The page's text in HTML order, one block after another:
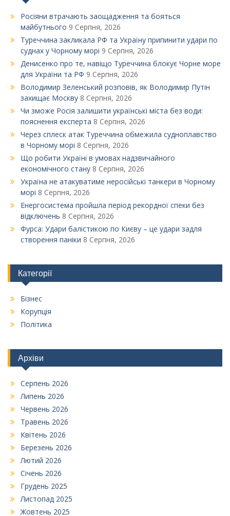
Росіяни втрачають заощадження та бояться
майбутнього 9 Серпня, 2026
Туреччина закликала РФ та Україну припинити удари по
суднах у Чорному морі 9 Серпня, 2026
Денисенко про те, навіщо Туреччина блокує Чорне море
для України та РФ 9 Серпня, 2026
Володимир Зеленський розповів, як Володимир Путін
захищає Москву 8 Серпня, 2026
Чи зможе Росія залишити українські міста без води:
пояснення експерта 8 Серпня, 2026
Через сплеск атак Туреччина обмежила судноплавство
в Чорному морі 8 Серпня, 2026
Що робити Україні в умовах надзвичайного
економічного стану 8 Серпня, 2026
Україна не атакуватиме неросійські танкери в Чорному
морі 8 Серпня, 2026
Енергосистема пройшла період рекордної спеки без
відключень 8 Серпня, 2026
Фурса: Удари балістикою по Києву – це удари задля
створення паніки 8 Серпня, 2026
Категорії
Бізнес
Корупція
Політика
Архіви
Серпень 2026
Липень 2026
Червень 2026
Травень 2026
Квітень 2026
Березень 2026
Лютий 2026
Січень 2026
Грудень 2025
Листопад 2025
Жовтень 2025